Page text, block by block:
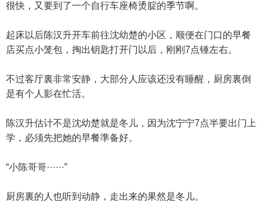
很快，又要到了一个自行车座椅烫腚的季节啊。
起床以后陈汉升开车前往沈幼楚的小区，顺便在门口的早餐
店买点小笼包，掏出钥匙打开门以后，刚刚7点锺左右。
不过客厅裏非常安静，大部分人应该还没有睡醒，厨房裏倒
是有个人影在忙活。
陈汉升估计不是沈幼楚就是冬儿，因为沈宁宁7点半要出门上
学，必须先把她的早餐準备好。
“小陈哥哥······”
厨房裏的人也听到动静，走出来的果然是冬儿。